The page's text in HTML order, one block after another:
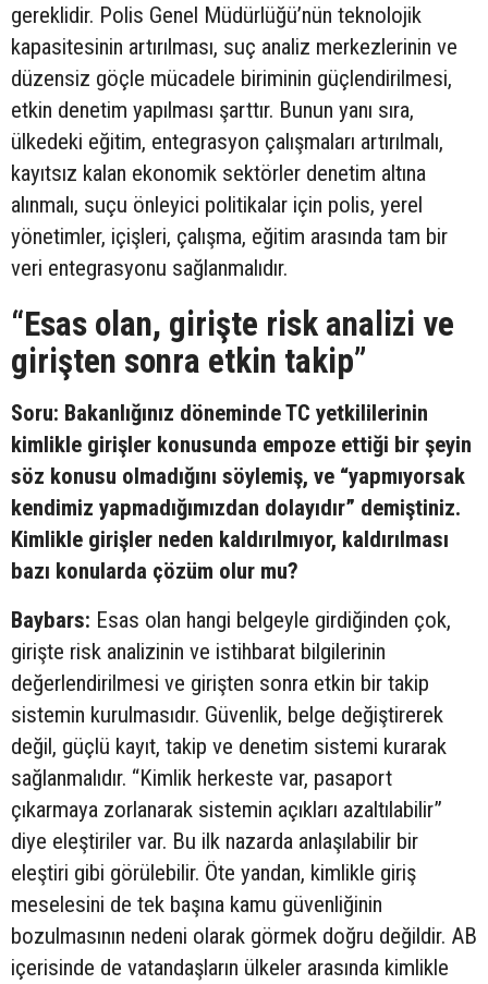
gereklidir. Polis Genel Müdürlüğü’nün teknolojik
kapasitesinin artırılması, suç analiz merkezlerinin ve
düzensiz göçle mücadele biriminin güçlendirilmesi,
etkin denetim yapılması şarttır. Bunun yanı sıra,
ülkedeki eğitim, entegrasyon çalışmaları artırılmalı,
kayıtsız kalan ekonomik sektörler denetim altına
alınmalı, suçu önleyici politikalar için polis, yerel
yönetimler, içişleri, çalışma, eğitim arasında tam bir
veri entegrasyonu sağlanmalıdır.
“Esas olan, girişte risk analizi ve
girişten sonra etkin takip”
Soru: Bakanlığınız döneminde TC yetkililerinin
kimlikle girişler konusunda empoze ettiği bir şeyin
söz konusu olmadığını söylemiş, ve “yapmıyorsak
kendimiz yapmadığımızdan dolayıdır” demiştiniz.
Kimlikle girişler neden kaldırılmıyor, kaldırılması
bazı konularda çözüm olur mu?
Baybars: Esas olan hangi belgeyle girdiğinden çok,
girişte risk analizinin ve istihbarat bilgilerinin
değerlendirilmesi ve girişten sonra etkin bir takip
sistemin kurulmasıdır. Güvenlik, belge değiştirerek
değil, güçlü kayıt, takip ve denetim sistemi kurarak
sağlanmalıdır. “Kimlik herkeste var, pasaport
çıkarmaya zorlanarak sistemin açıkları azaltılabilir”
diye eleştiriler var. Bu ilk nazarda anlaşılabilir bir
eleştiri gibi görülebilir. Öte yandan, kimlikle giriş
meselesini de tek başına kamu güvenliğinin
bozulmasının nedeni olarak görmek doğru değildir. AB
içerisinde de vatandaşların ülkeler arasında kimlikle